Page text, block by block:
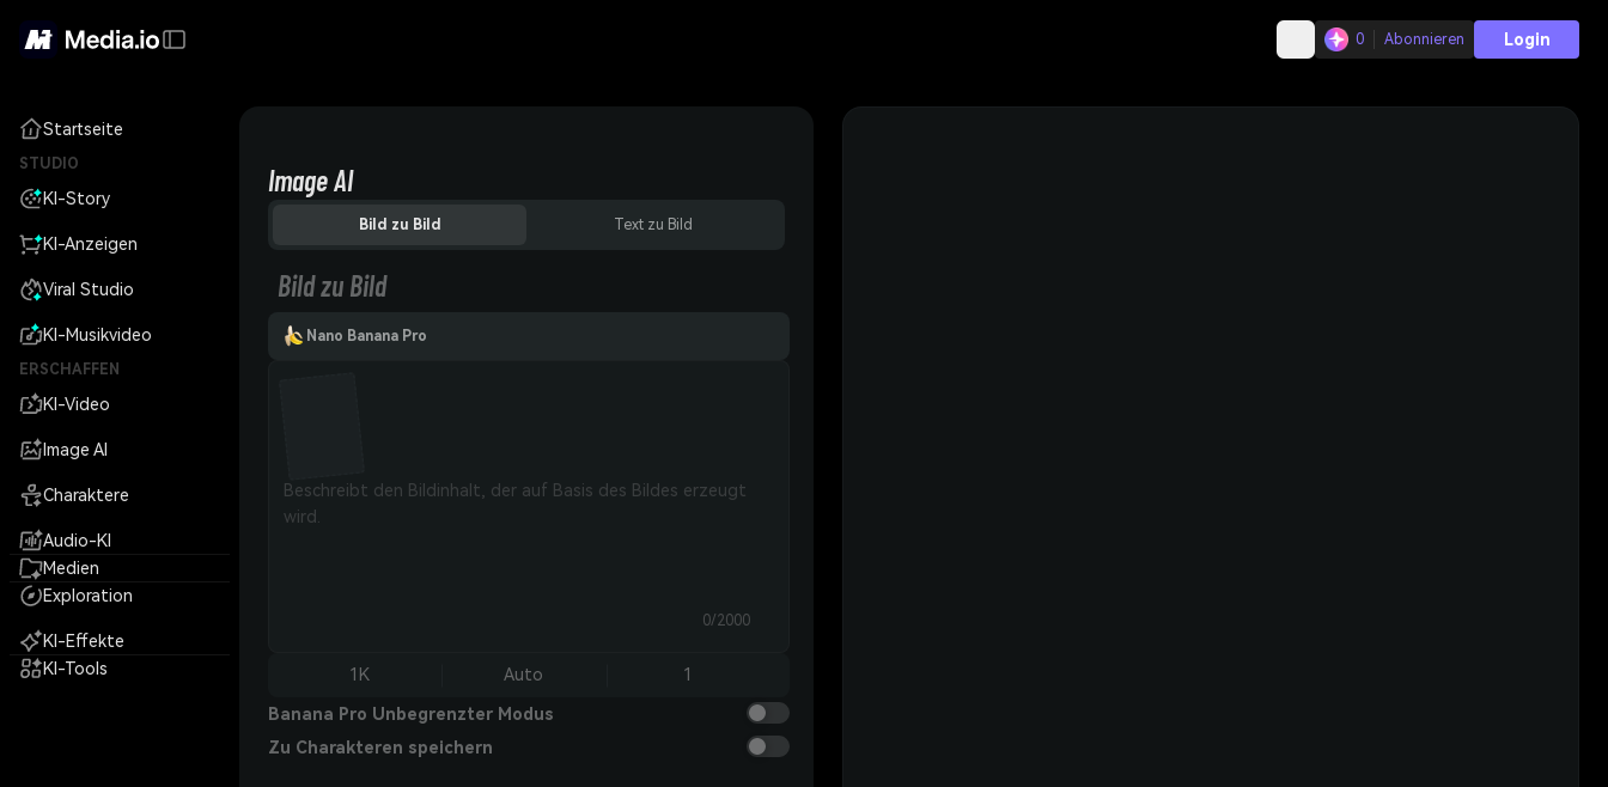
0 Abonnieren Login
Startseite
STUDIO
KI-Story
KI-Anzeigen
Viral Studio
KI-Musikvideo
ERSCHAFFEN
KI-Video
Image AI
Charaktere
Audio-KI
Medien
Exploration
KI-Effekte
KI-Tools
Image AI
Bild zu Bild Text zu Bild
Bild zu Bild
Nano Banana Pro
0/2000
1K Auto 1
Banana Pro Unbegrenzter Modus
Zu Charakteren speichern